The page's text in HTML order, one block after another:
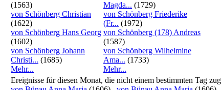
(1563)
von Schönberg Christian
(1622)
von Schönberg Hans Georg
(1602)
von Schönberg Johann
Christi... (1685)
Mehr...
Magda... (1729)
von Schönberg Friederike
(Fr... (1972)
von Schönberg (178) Andreas
(1587)
von Schönberg Wilhelmine
Ama... (1733)
Mehr...
Ereignisse für diesen Monat, die nicht einem bestimmten Tag